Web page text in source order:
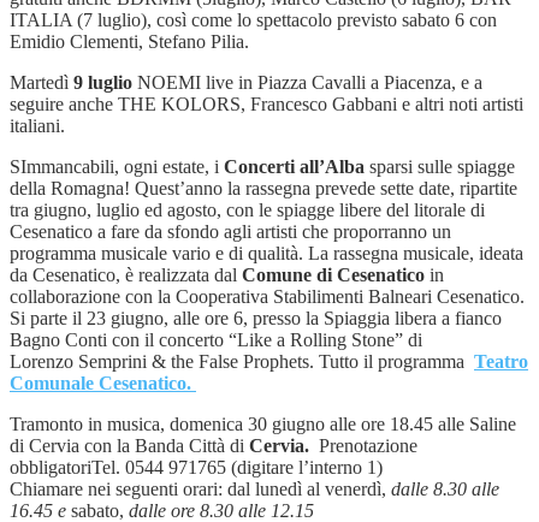
ITALIA (7 luglio), così come lo spettacolo previsto sabato 6 con
Emidio Clementi, Stefano Pilia.
Martedì 9 luglio NOEMI live in Piazza Cavalli a Piacenza, e a
seguire anche THE KOLORS, Francesco Gabbani e altri noti artisti
italiani.
SImmancabili, ogni estate, i Concerti all’Alba sparsi sulle spiagge
della Romagna! Quest’anno la rassegna prevede sette date, ripartite
tra giugno, luglio ed agosto, con le spiagge libere del litorale di
Cesenatico a fare da sfondo agli artisti che proporranno un
programma musicale vario e di qualità. La rassegna musicale, ideata
da Cesenatico, è realizzata dal Comune di Cesenatico in
collaborazione con la Cooperativa Stabilimenti Balneari Cesenatico.
Si parte il 23 giugno, alle ore 6, presso la Spiaggia libera a fianco
Bagno Conti con il concerto “Like a Rolling Stone” di
Lorenzo Semprini & the False Prophets. Tutto il programma Teatro
Comunale Cesenatico.
Tramonto in musica, domenica 30 giugno alle ore 18.45 alle Saline
di Cervia con la Banda Città di Cervia. Prenotazione
obbligatoriTel. 0544 971765 (digitare l’interno 1)
Chiamare nei seguenti orari: dal lunedì al venerdì, dalle 8.30 alle
16.45 e sabato, dalle ore 8.30 alle 12.15